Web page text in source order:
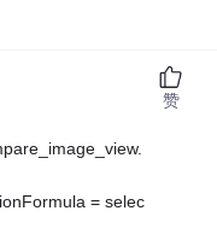
= selec
赞